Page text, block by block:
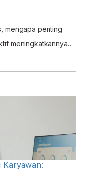
mengapa penting
meningkatkannya
di pasar.
Karyawan: